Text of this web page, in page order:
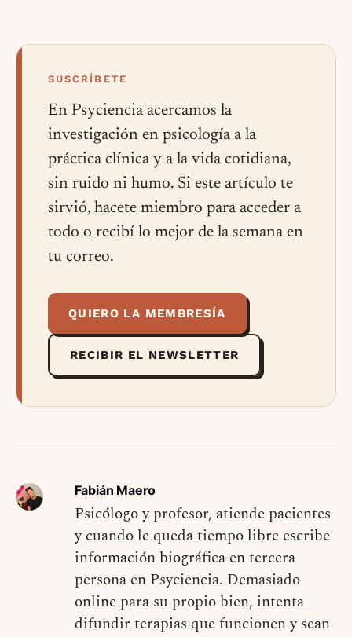
SUSCRÍBETE
En Psyciencia acercamos la
investigación en psicología a la
práctica clínica y a la vida cotidiana,
sin ruido ni humo. Si este artículo te
sirvió, hacete miembro para acceder a
todo o recibí lo mejor de la semana en
tu correo.
QUIERO LA MEMBRESÍA
RECIBIR EL NEWSLETTER
Fabián Maero
Psicólogo y profesor, atiende pacientes
y cuando le queda tiempo libre escribe
información biográfica en tercera
persona en Psyciencia. Demasiado
online para su propio bien, intenta
difundir terapias que funcionen y sean